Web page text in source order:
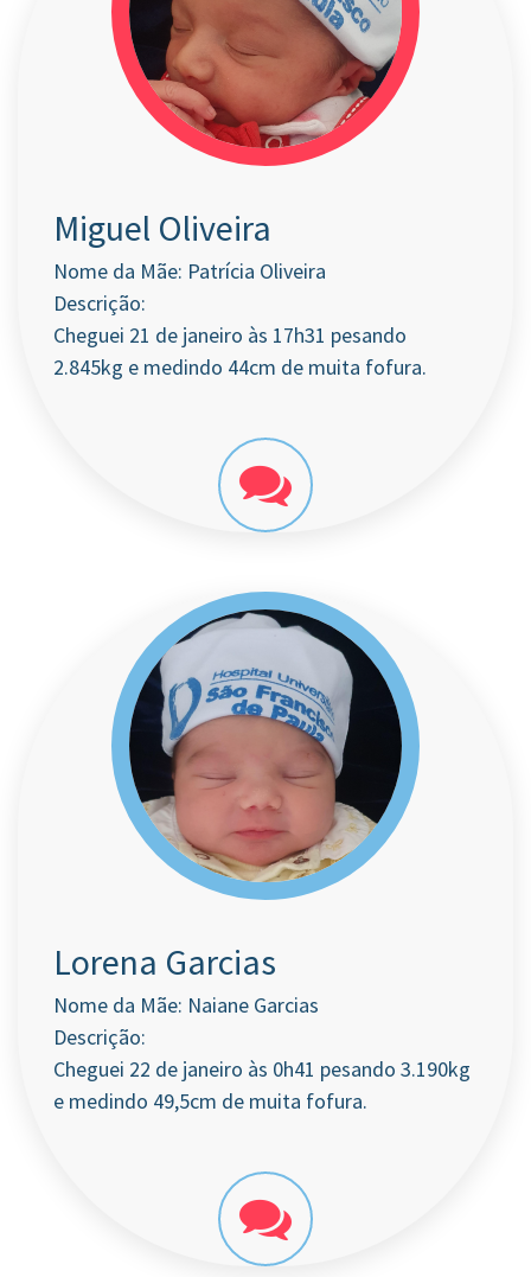
Miguel Oliveira
Nome da Mãe: Patrícia Oliveira
Descrição:
Cheguei 21 de janeiro às 17h31 pesando
2.845kg e medindo 44cm de muita fofura.
Lorena Garcias
Nome da Mãe: Naiane Garcias
Descrição:
Cheguei 22 de janeiro às 0h41 pesando 3.190kg
e medindo 49,5cm de muita fofura.